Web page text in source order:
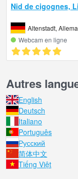
Nid de cigognes,
Altenstadt,
Webcam en ligne
Autres
English
Deutsch
Italiano
Português
Русский
简体中文
Tiếng Việt